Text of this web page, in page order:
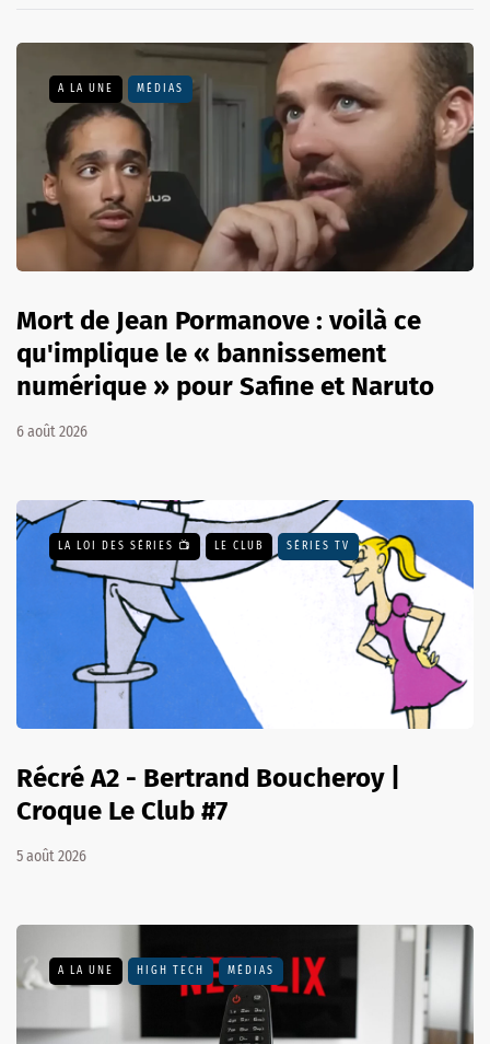
A LA UNE MÉDIAS
Mort de Jean Pormanove : voilà ce
qu'implique le « bannissement
numérique » pour Safine et Naruto
6 août 2026
LA LOI DES SÉRIES 📺 LE CLUB SÉRIES TV
Récré A2 - Bertrand Boucheroy |
Croque Le Club #7
5 août 2026
A LA UNE HIGH TECH MÉDIAS